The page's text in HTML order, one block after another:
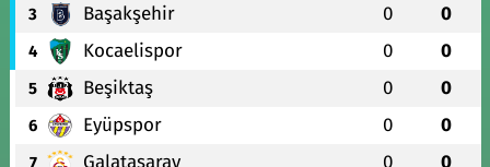
3 Başakşehir 0 0
4 Kocaelispor 0 0
5 Beşiktaş 0 0
6 Eyüpspor 0 0
7 Galatasaray 0 0